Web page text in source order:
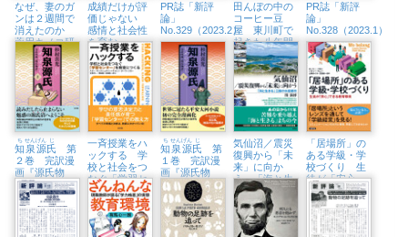
なぜ、妻のガ
ンは２週間で
消えたのか
薬用キノコ研
究一筋27年
成績だけが評
価じゃない
感情と社会性
を育む
（SEL）ため
の評価
PR誌「新評
論」
No.329（2023.2）
田んぼの中の
コーヒー豆
屋 東川町で
起きた八年間
の奇跡
PR誌「新評
論」
No.328（2023.1）
知
ち
泉
せん
源
げん
氏
じ
第
２巻 完訳漫
画『源氏物
語』
一斉授業をハ
ックする 学
校と社会をつ
なぐ「学習セ
ンター」を教
室につくる
知
ち
泉
せん
源
げん
氏
じ
第
１巻 完訳漫
画『源氏物
語』
気仙沼／震災
復興から「未
来」に向か
う 「海と生
きる」三陸の
水産都市
「居場所」の
ある学級・学
校づくり 生
徒が「安心」
できる教育環
境